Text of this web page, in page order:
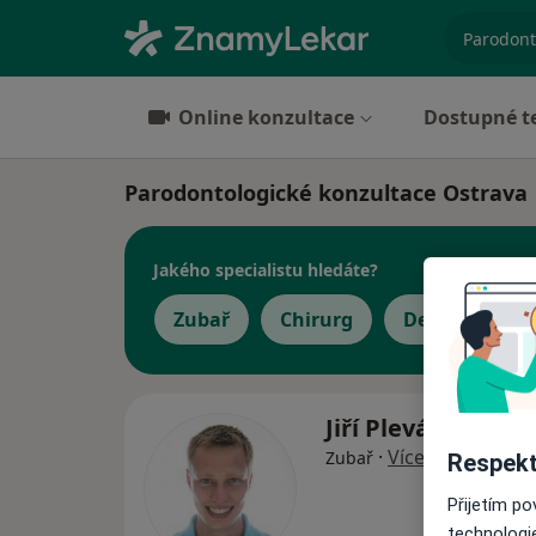
Online konzultace Dostupné
Parodontologické konzultace Ostrava
Jakého specialistu hledáte?
Zubař Chirurg Dermatolog
Jiří Plevák
Zubař · Více
Přijetím